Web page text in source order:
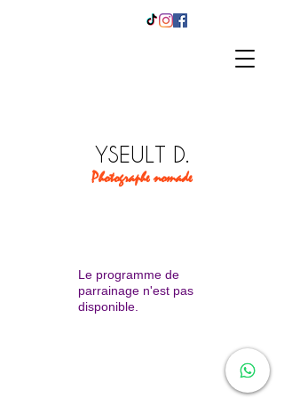
YSEULT D.
Photographe nomade
Le programme de
parrainage n'est pas
disponible.